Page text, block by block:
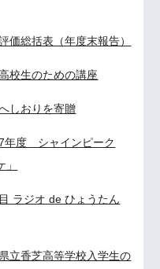
価総括表（年度末報告）
校生のための講座
しおりを寄贈
7年度 シャインピーク
ラジオ de ひょうたん
立香芝高等学校入学生の